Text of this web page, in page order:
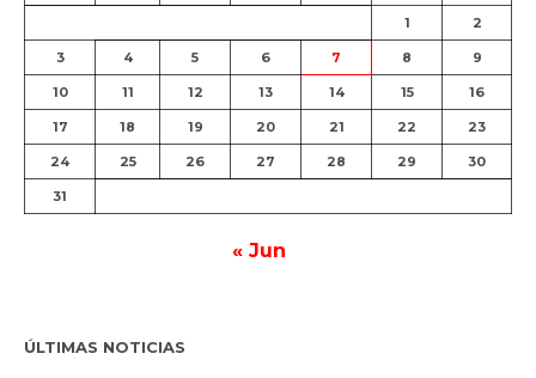
1 2
3 4 5 6 7 8 9
10 11 12 13 14 15 16
17 18 19 20 21 22 23
24 25 26 27 28 29 30
31
« Jun
ÚLTIMAS NOTICIAS